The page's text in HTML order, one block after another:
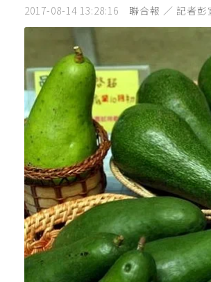
2017-08-14 13:28:16 聯合報 ／ 記者